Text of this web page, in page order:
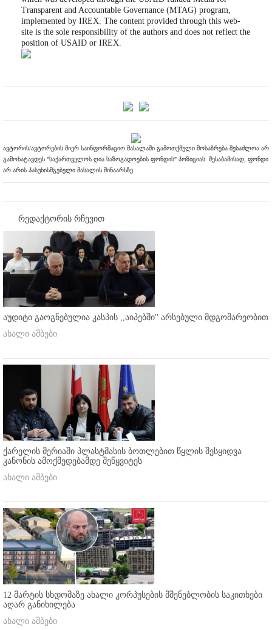
Transparent and Accountable Governance (MTAG) program,
implemented by IREX. The content provided through this web-
site is the sole responsibility of the authors and does not reflect the
position of USAID or IREX.
ავტორის/ავტორების მიერ საინფორმაციო მასალაში გამოთქმული მოსაზრება შესაძლოა არ
გამოხატავდეს "საქართველოს ღია საზოგადოების ფონდის" პოზიციას. შესაბამისად, ფონდი
არ არის პასუხისმგებელი მასალის შინაარსზე.
რედაქტორის რჩევით
აუდიტი გაოგნებულია კასპის ,,აიპებში'' არსებული მდგომარეობით
ახალი ამბები
ქარელის მერიაში პლასტმასის ბოთლებით წყლის შესყიდვა
კანონის ამოქმედებამდე შეწყვიტეს
ახალი ამბები
12 მარტის სხდომაზე ახალი კორპუსების მშენებლობის საკითხები
აღარ განიხილება
ახალი ამბები